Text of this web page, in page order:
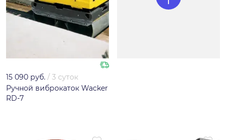
15 090 руб. / 3 суток
Ручной виброкаток Wacker
RD-7